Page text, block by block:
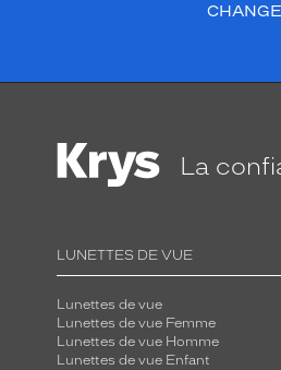
La
LUNETTES DE VUE
Lunettes de vue
Lunettes de vue Femme
Lunettes de vue Homme
Lunettes de vue Enfant